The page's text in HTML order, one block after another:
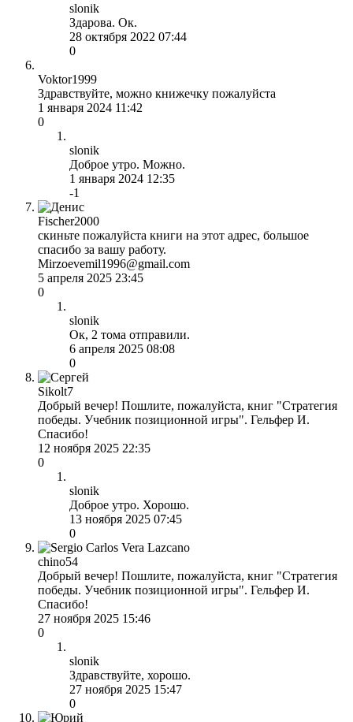
slonik
Здарова. Ок.
28 октября 2022 07:44
0
Voktor1999
Здравствуйте, можно книжечку пожалуйста
1 января 2024 11:42
0
slonik
Доброе утро. Можно.
1 января 2024 12:35
-1
Fischer2000
скиньте пожалуйста книги на этот адрес, большое
спасибо за вашу работу.
Mirzoevemil1996@gmail.com
5 апреля 2025 23:45
0
slonik
Ок, 2 тома отправили.
6 апреля 2025 08:08
0
Sikolt7
Добрый вечер! Пошлите, пожалуйста, книг "Стратегия
победы. Учебник позиционной игры". Гельфер И.
Спасибо!
12 ноября 2025 22:35
0
slonik
Доброе утро. Хорошо.
13 ноября 2025 07:45
0
chino54
Добрый вечер! Пошлите, пожалуйста, книг "Стратегия
победы. Учебник позиционной игры". Гельфер И.
Спасибо!
27 ноября 2025 15:46
0
slonik
Здравствуйте, хорошо.
27 ноября 2025 15:47
0